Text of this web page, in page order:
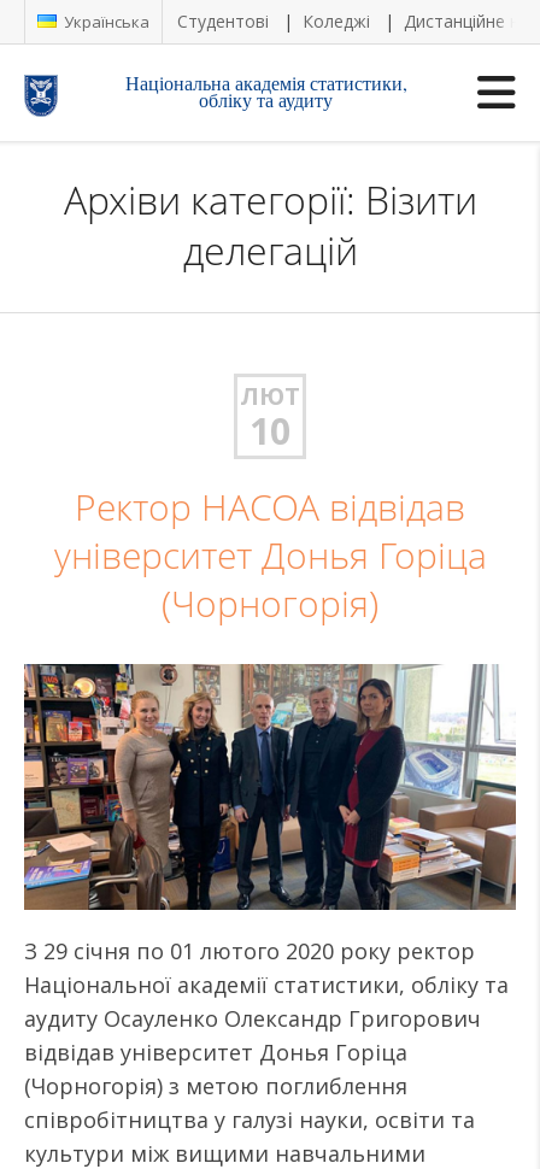
Українська Студентові Коледжі Дистанційне
Національна академія статистики,
обліку та аудиту
Архіви категорії: Візити
делегацій
ЛЮТ
10
Ректор НАСОА відвідав
університет Донья Горіца
(Чорногорія)
З 29 січня по 01 лютого 2020 року ректор
Національної академії статистики, обліку та
аудиту Осауленко Олександр Григорович
відвідав університет Донья Горіца
(Чорногорія) з метою поглиблення
співробітництва у галузі науки, освіти та
культури між вищими навчальними